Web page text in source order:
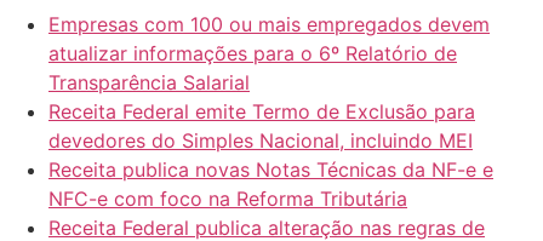
Empresas com 100 ou mais empregados devem
atualizar informações para o 6º Relatório de
Transparência Salarial
Receita Federal emite Termo de Exclusão para
devedores do Simples Nacional, incluindo MEI
Receita publica novas Notas Técnicas da NF-e e
NFC-e com foco na Reforma Tributária
Receita Federal publica alteração nas regras de